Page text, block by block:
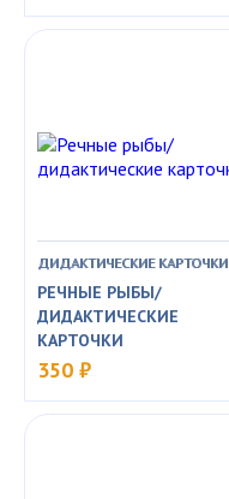
ДИДАКТИЧЕСКИЕ КАРТОЧКИ
РЕЧНЫЕ РЫБЫ/
ДИДАКТИЧЕСКИЕ
КАРТОЧКИ
350 ₽